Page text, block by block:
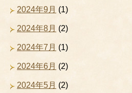
2024年9月 (1)
2024年8月 (2)
2024年7月 (1)
2024年6月 (2)
2024年5月 (2)